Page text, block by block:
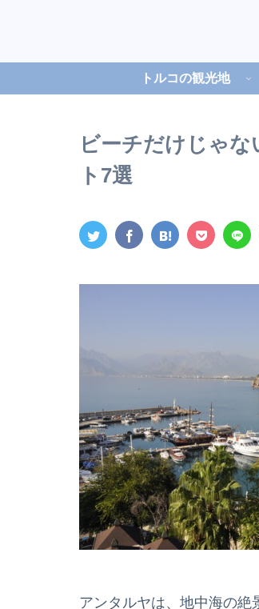
トルコの観光地
ビーチだけじゃ
ト7選
アンタルヤは、地中海の絶